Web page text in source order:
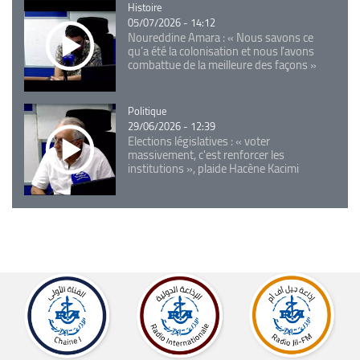
Catégorie
Histoire
05/07/2026 - 14:12
Noureddine Amara : « Nous savons ce
qu’a été la colonisation et nous l’avons
combattue de la meilleure des façons »
Catégorie
Politique
29/06/2026 - 12:39
Elections législatives : « voter
massivement, c'est renforcer les
institutions », plaide Hacène Kacimi